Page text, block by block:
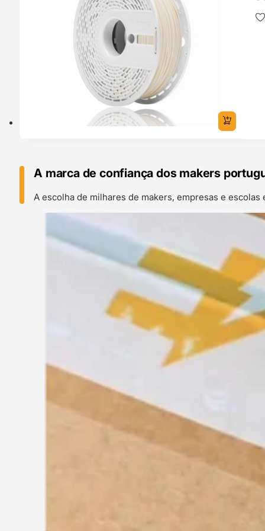
A marca de confiança dos makers
A escolha de milhares de makers, empresas e escolas